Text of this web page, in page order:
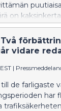
on
vuonna
–
viime vuonna
TBE:tä on
vaikka
riskialueista
vidare
|
till de farligaste
har